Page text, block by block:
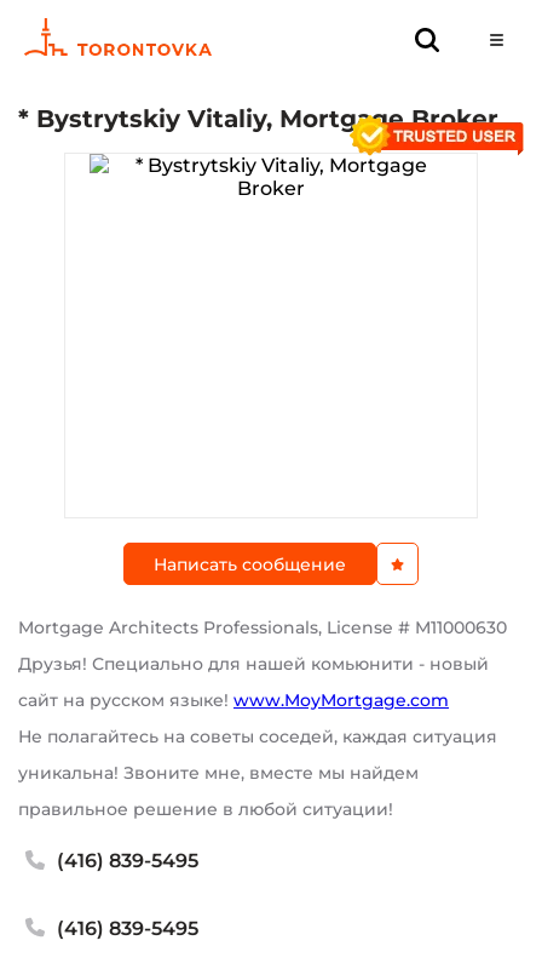
* Bystrytskiy Vitaliy, Mortgage Broker
Написать сообщение
Mortgage Architects Professionals, License # M11000630
Друзья! Специально для нашей комьюнити - новый
сайт на русском языке! www.MoyMortgage.com
Не полагайтесь на советы соседей, каждая ситуация
уникальна! Звоните мне, вместе мы найдем
правильное решение в любой ситуации!
(416) 839-5495
(416) 839-5495